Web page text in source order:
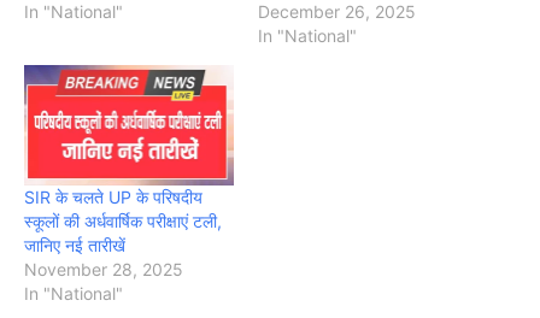
In "National"
December 26, 2025
In "National"
SIR के चलते UP के परिषदीय
स्कूलों की अर्धवार्षिक परीक्षाएं टली,
जानिए नई तारीखें
November 28, 2025
In "National"